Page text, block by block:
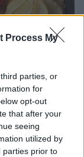
Process My
parties, or
for
opt-out
that after your
seeing
utilized by
parties prior to